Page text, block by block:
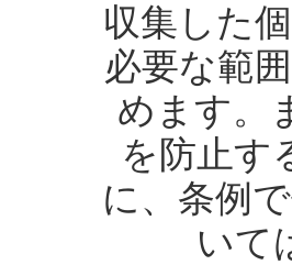
収集した
必要な範
めます。
を防止す
に、条例
いて